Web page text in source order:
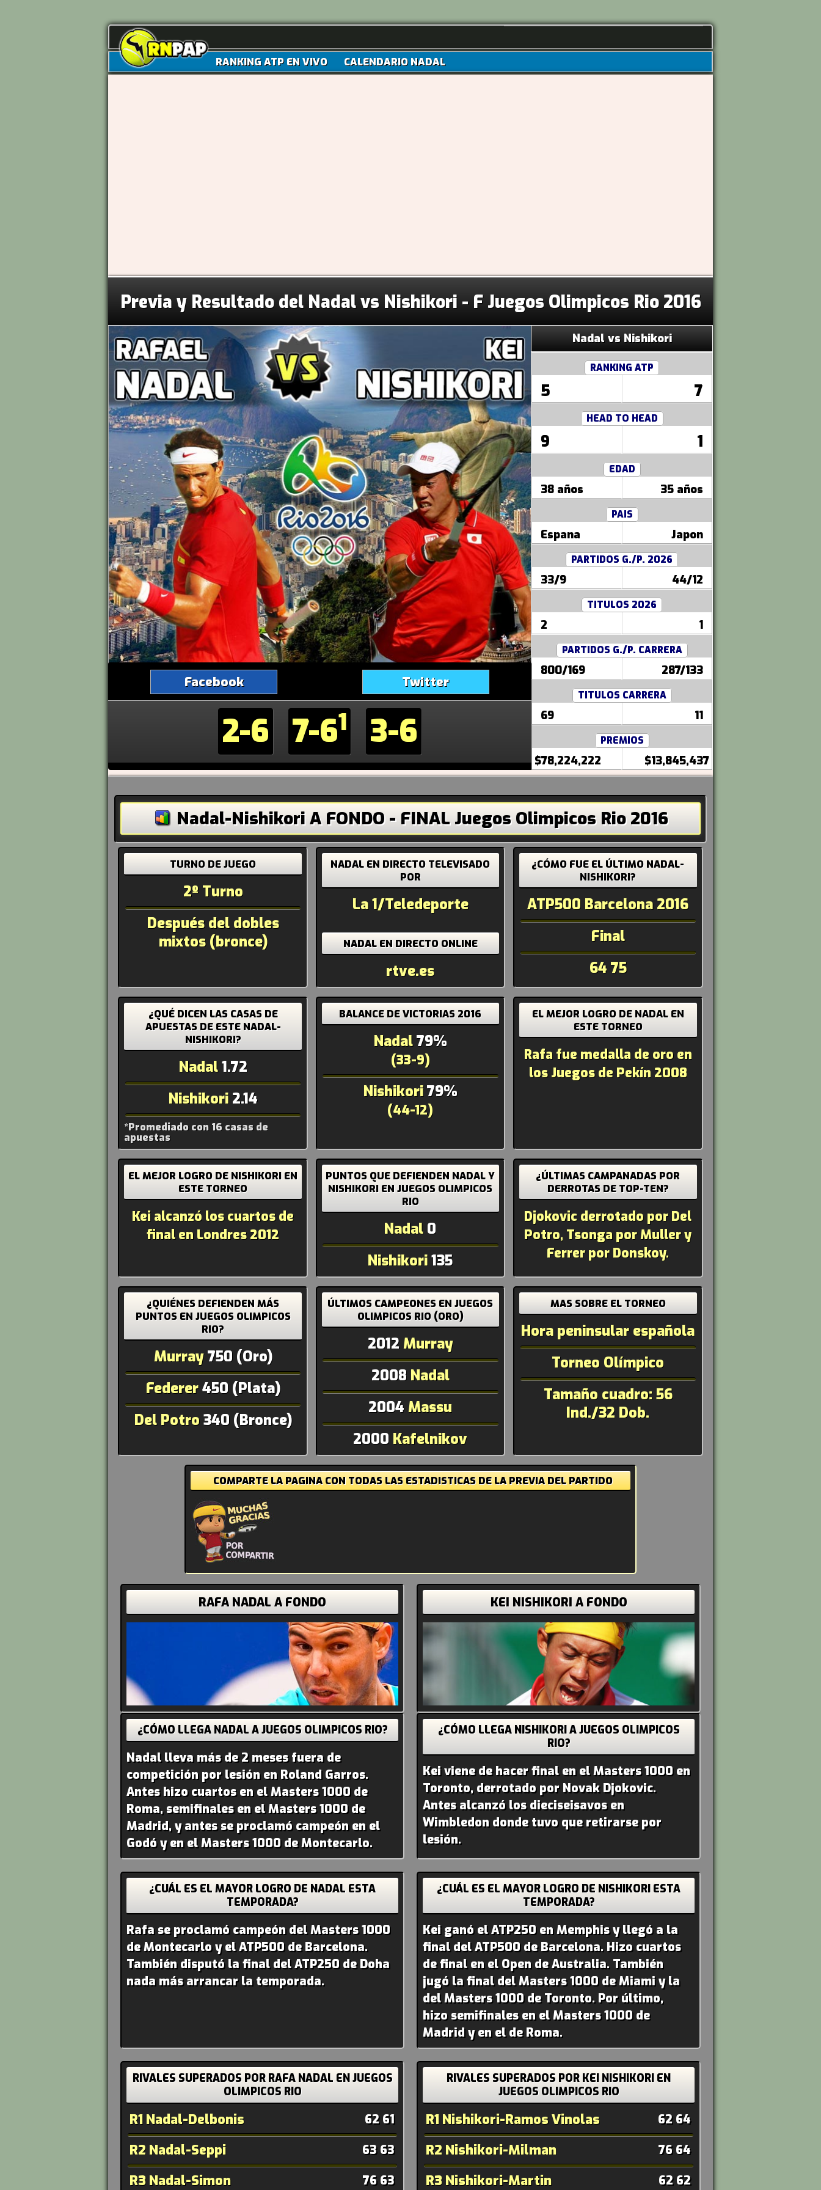
RANKING ATP EN VIVO CALENDARIO NADAL
Previa y Resultado del Nadal vs Nishikori - F Juegos Olimpicos Rio 2016
Nadal vs Nishikori
RANKING ATP
5 7
HEAD TO HEAD
9 1
EDAD
38 años 35 años
PAIS
Espana Japon
PARTIDOS G./P. 2026
33/9 44/12
TITULOS 2026
2 1
PARTIDOS G./P. CARRERA
800/169 287/133
TITULOS CARRERA
69 11
PREMIOS
$78,224,222 $13,845,437
Facebook Twitter
2-6 7-61 3-6
Nadal-Nishikori A FONDO - FINAL Juegos Olimpicos Rio 2016
TURNO DE JUEGO
2º Turno
Después del dobles
mixtos (bronce)
NADAL EN DIRECTO TELEVISADO
POR
La 1/Teledeporte
NADAL EN DIRECTO ONLINE
rtve.es
¿CÓMO FUE EL ÚLTIMO NADAL-
NISHIKORI?
ATP500 Barcelona 2016
Final
64 75
¿QUÉ DICEN LAS CASAS DE
APUESTAS DE ESTE NADAL-
NISHIKORI?
Nadal1.72
Nishikori 2.14
*Promediado con 16 casas de
apuestas
BALANCE DE VICTORIAS 2016
Nadal79%
(33-9)
Nishikori79%
(44-12)
EL MEJOR LOGRO DE NADAL EN
ESTE TORNEO
Rafa fue medalla de oro en
los Juegos de Pekín 2008
EL MEJOR LOGRO DE NISHIKORI EN
ESTE TORNEO
Kei alcanzó los cuartos de
final en Londres 2012
PUNTOS QUE DEFIENDEN NADAL Y
NISHIKORI EN JUEGOS OLIMPICOS
RIO
Nadal 0
Nishikori135
¿ÚLTIMAS CAMPANADAS POR
DERROTAS DE TOP-TEN?
Djokovic derrotado por Del
Potro, Tsonga por Muller y
Ferrer por Donskoy.
¿QUIÉNES DEFIENDEN MÁS
PUNTOS EN JUEGOS OLIMPICOS
RIO?
Murray750 (Oro)
Federer450 (Plata)
Del Potro340 (Bronce)
ÚLTIMOS CAMPEONES EN JUEGOS
OLIMPICOS RIO (ORO)
2012Murray
2008Nadal
2004Massu
2000 Kafelnikov
MAS SOBRE EL TORNEO
Hora peninsular española
Torneo Olímpico
Tamaño cuadro: 56
Ind./32 Dob.
COMPARTE LA PAGINA CON TODAS LAS ESTADISTICAS DE LA PREVIA DEL PARTIDO
RAFA NADAL A FONDO KEI NISHIKORI A FONDO
¿CÓMO LLEGA NADAL A JUEGOS OLIMPICOS RIO?
Nadal lleva más de 2 meses fuera de
competición por lesión en Roland Garros.
Antes hizo cuartos en el Masters 1000 de
Roma, semifinales en el Masters 1000 de
Madrid, y antes se proclamó campeón en el
Godó y en el Masters 1000 de Montecarlo.
¿CÓMO LLEGA NISHIKORI A JUEGOS OLIMPICOS
RIO?
Kei viene de hacer final en el Masters 1000 en
Toronto, derrotado por Novak Djokovic.
Antes alcanzó los dieciseisavos en
Wimbledon donde tuvo que retirarse por
lesión.
¿CUÁL ES EL MAYOR LOGRO DE NADAL ESTA
TEMPORADA?
Rafa se proclamó campeón del Masters 1000
de Montecarlo y el ATP500 de Barcelona.
También disputó la final del ATP250 de Doha
nada más arrancar la temporada.
¿CUÁL ES EL MAYOR LOGRO DE NISHIKORI ESTA
TEMPORADA?
Kei ganó el ATP250 en Memphis y llegó a la
final del ATP500 de Barcelona. Hizo cuartos
de final en el Open de Australia. También
jugó la final del Masters 1000 de Miami y la
del Masters 1000 de Toronto. Por último,
hizo semifinales en el Masters 1000 de
Madrid y en el de Roma.
RIVALES SUPERADOS POR RAFA NADAL EN JUEGOS
OLIMPICOS RIO
R1 Nadal-Delbonis 62 61
R2 Nadal-Seppi 63 63
R3 Nadal-Simon 76 63
RIVALES SUPERADOS POR KEI NISHIKORI EN
JUEGOS OLIMPICOS RIO
R1 Nishikori-Ramos Vinolas 62 64
R2 Nishikori-Milman 76 64
R3 Nishikori-Martin 62 62